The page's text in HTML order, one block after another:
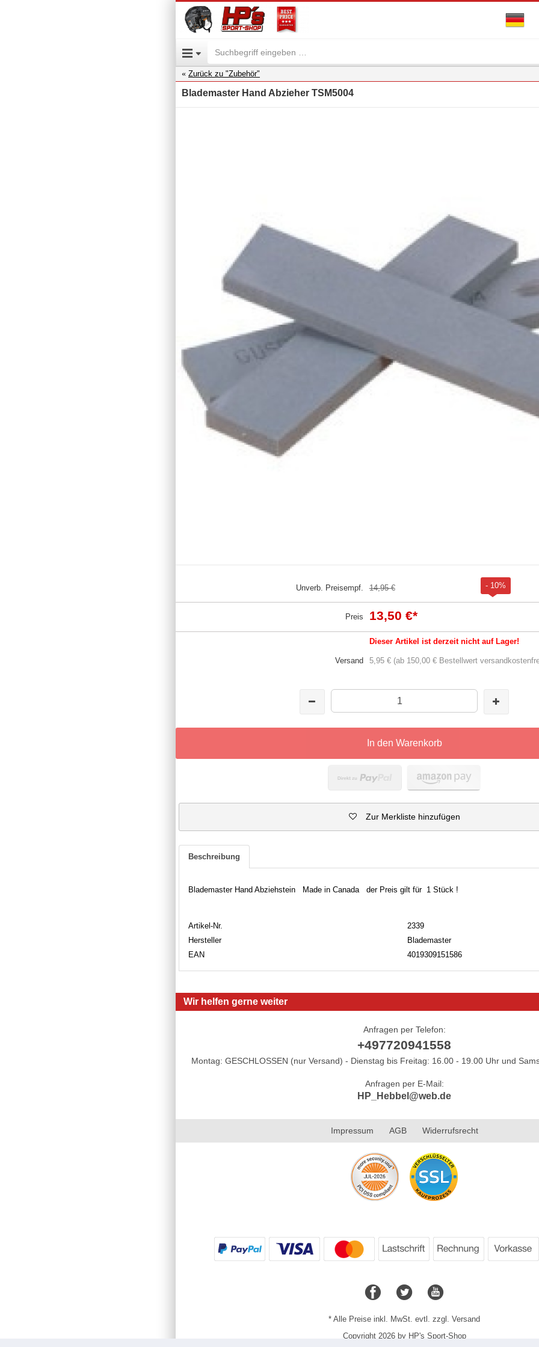
Zurück zu "Zubehör"
Blademaster Hand Abzieher TSM5004
Unverb. Preisempf. 14,95 € - 10%
Preis 13,50 €*
Dieser Artikel ist derzeit nicht auf Lager!
Versand 5,95 € (ab 150,00 € Bestellwert
In den Warenkorb
Zur Merkliste hinzufügen
Beschreibung
Blademaster Hand Abziehstein Made in Canada der Preis gilt für 1 Stück !
Artikel-Nr.
2339
Hersteller
Blademaster
EAN
4019309151586
Wir helfen gerne weiter
Anfragen per Telefon:
+497720941558
Montag: GESCHLOSSEN (nur Versand) - Dienstag bis Freitag: 16.00 - 19.00 Uhr und
Anfragen per E-Mail:
HP_Hebbel@web.de
Impressum AGB Widerrufsrecht
* Alle Preise inkl. MwSt. evtl. zzgl. Versand
Copyright 2026 by HP's Sport-Shop